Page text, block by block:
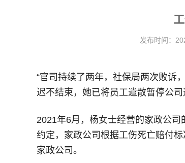
发布时间：
“官司持续了两年，社保局两次败诉
迟不结束，她已将员工遣散暂停公司
2021年6月，杨女士经营的家政公
约定，家政公司根据工伤死亡赔付
家政公司。